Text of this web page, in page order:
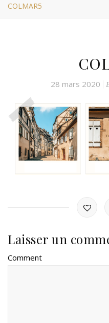
COLMAR5
28 mars 2020
Laisser un
Comment